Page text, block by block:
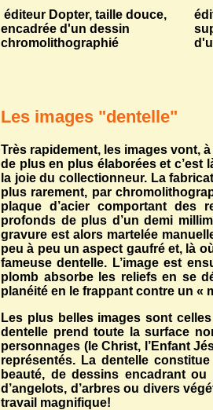
éditeur Dopter, taille douce,
encadrée d'un dessin
chromolithographié
Les images "dentelle"
Très rapidement, les images vont,
de plus en plus élaborées et c’est
la joie du collectionneur. La
plus rarement, par
plaque d’acier comportant des
profonds de plus d’un demi
gravure est alors martelée
peu à peu un aspect gaufré et, là
fameuse dentelle. L’image est
plomb absorbe les reliefs en se
planéité en le frappant contre un «
Les plus belles images sont
dentelle prend toute la surface
personnages (le Christ, l’Enfant
représentés. La dentelle
beauté, de dessins encadrant ou
d’angelots, d’arbres ou divers
travail magnifique!